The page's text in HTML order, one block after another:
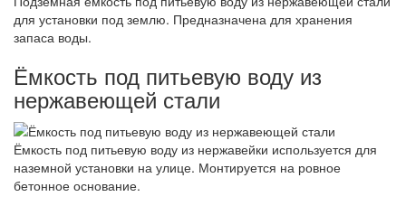
для установки под землю. Предназначена для хранения
запаса воды.
Ёмкость под питьевую воду из
нержавеющей стали
Ёмкость под питьевую воду из нержавейки используется для
наземной установки на улице. Монтируется на ровное
бетонное основание.